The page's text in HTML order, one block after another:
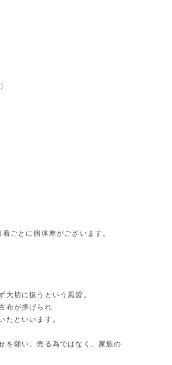
ごとに個体差がございます。
大切に扱うという風習。
布が捧げられ
たといいます。
を願い、売る為ではなく、家族の